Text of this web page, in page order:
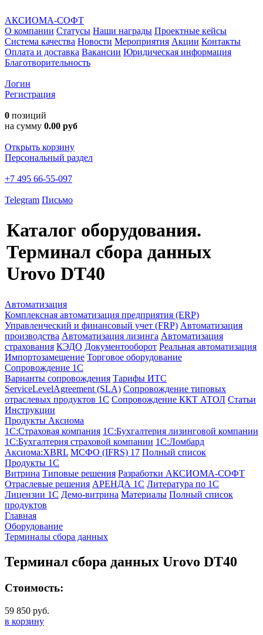
АКСИОМА-СОФТ
О компании Статусы Наши награды Проектные кейсы
Система качества Новости Мероприятия Акции Контакты
Оплата и доставка Вакансии Юридическая информация
Благотворительность
Логин
Регистрация
0 позиций
на сумму 0.00 руб
Открыть корзину
Персональный раздел
+7 495 66-55-097
Telegram Письмо
Каталог оборудования.
Терминал сбора данных
Urovo DT40
Автоматизация
Комплексная автоматизация предприятия (ERP)
Управленческий и финансовый учет (FRP) Автоматизация
производства Автоматизация лизинга Автоматизация
страхования КЭДО Документооборот Реальная автоматизация
Импортозамещение Торговое оборудование
Сопровождение 1С
Варианты сопровождения Тарифы ИТС
ServiceLevelAgreement (SLA) Сопровождение типовых
отраслевых продуктов 1С Сопровождение ККТ АТОЛ Статьи
Инструкции
Продукты Аксиома
1С:Страховая компания 1С:Бухгалтерия лизинговой компании
1С:Бухгалтерия страховой компании 1С:Ломбард
Аксиома:XBRL МСФО (IFRS) 17 Полный список
Продукты 1С
Витрина Типовые решения Разработки АКСИОМА-СОФТ
Отраслевые решения АРЕНДА 1С Литература по 1С
Лицензии 1C Демо-витрина Материалы Полный список
продуктов
Главная
Оборудование
Терминалы сбора данных
Терминал сбора данных Urovo DT40
Стоимость:
59 850 руб.
в корзину